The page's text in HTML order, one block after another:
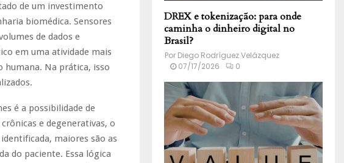
de um investimento
biomédica. Sensores
de dados e
em uma atividade mais
humana. Na prática, isso
é a possibilidade de
e degenerativas, o
maiores são as
do paciente. Essa lógica
DREX e tokenização: para onde
caminha o dinheiro digital no
Brasil?
Por Diego Rodríguez Velázquez
07/17/2026
0